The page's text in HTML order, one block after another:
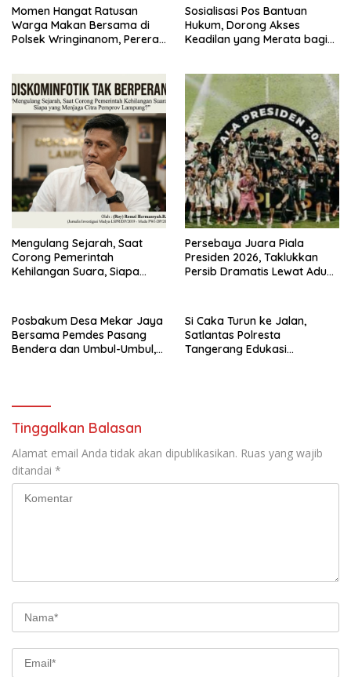
Momen Hangat Ratusan
Warga Makan Bersama di
Polsek Wringinanom, Pererat
Sosialisasi Pos Bantuan
Hukum, Dorong Akses
Keadilan yang Merata bagi
Mengulang Sejarah, Saat
Corong Pemerintah
Kehilangan Suara, Siapa
Persebaya Juara Piala
Presiden 2026, Taklukkan
Persib Dramatis Lewat Adu
Posbakum Desa Mekar Jaya
Bersama Pemdes Pasang
Bendera dan Umbul-Umbul,
Si Caka Turun ke Jalan,
Satlantas Polresta
Tangerang Edukasi
Tinggalkan Balasan
Alamat email Anda tidak akan dipublikasikan. Ruas yang wajib
ditandai *